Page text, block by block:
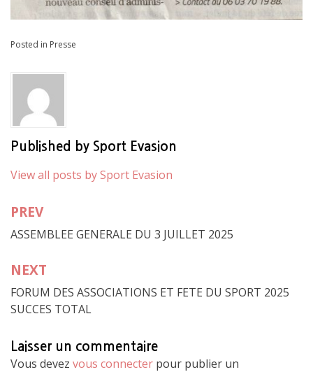
Posted in Presse
Published by Sport Evasion
View all posts by Sport Evasion
Navigation
de
l’article
PREV
ASSEMBLEE GENERALE DU 3 JUILLET 2025
NEXT
FORUM DES ASSOCIATIONS ET FETE DU SPORT 2025
SUCCES TOTAL
Laisser un commentaire
Vous devez vous connecter pour publier un